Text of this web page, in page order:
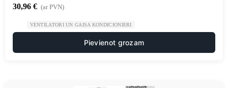
30,96 € (ar PVN)
VENTILATORI UN GAISA KONDICIONIERI
Pievienot grozam